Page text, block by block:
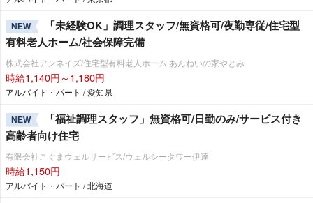
NEW
「未経験OK」調理スタッフ/無資格可/夜勤専従/住宅型
有料老人ホーム/社会保障完備
株式会社アンネイズ/住宅型有料老人ホーム あんねいの家やとみ
時給1,140円～1,180円
アルバイト・パート / 愛知県
NEW
「福祉調理スタッフ」無資格可/日勤のみ/サービス付き
高齢者向け住宅
有限会社こぐまウェルサービス/ウェルシータワー伊達
時給1,150円
アルバイト・パート / 北海道